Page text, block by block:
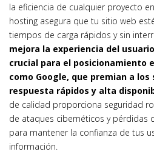
la eficiencia de cualquier proyecto
hosting asegura que tu sitio web
tiempos de carga rápidos y sin
mejora la experiencia del
crucial para el posicionamiento
como Google, que premian a
respuesta rápidos y alta
de calidad proporciona seguridad
de ataques cibernéticos y pérdidas
para mantener la confianza de tus
información.